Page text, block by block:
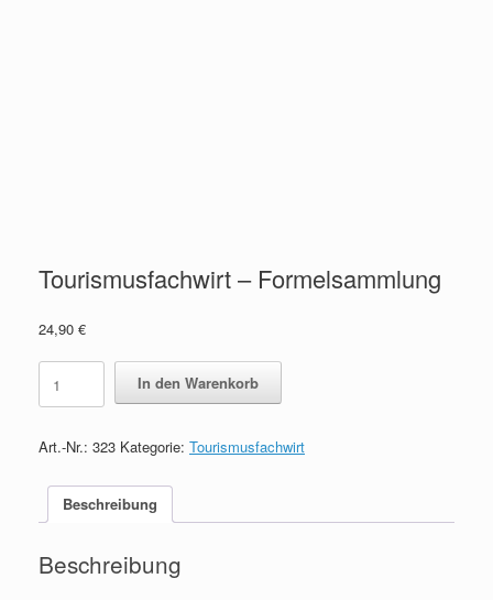
Tourismusfachwirt – Formelsammlung
24,90 €
Tourismusfachwirt
Formelsammlung
In den Warenkorb
Art.-Nr.: 323 Kategorie: Tourismusfachwirt
Beschreibung
Beschreibung